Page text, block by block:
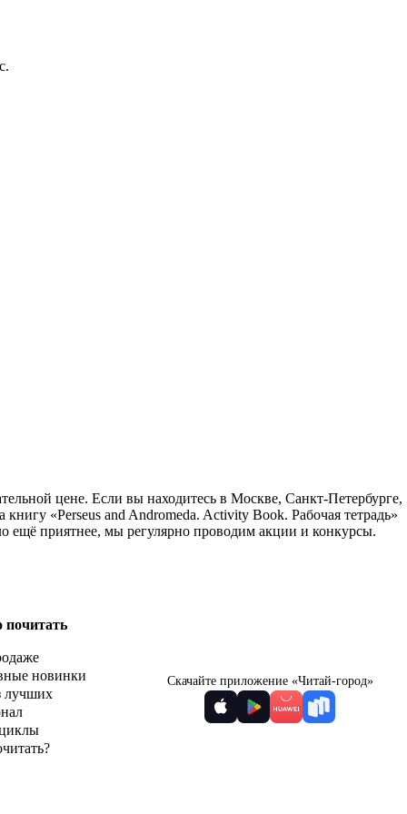
цене. Если вы находитесь в Москве, Санкт-Петербурге,
«Perseus and Andromeda. Activity Book. Рабочая тетрадь»
ещё приятнее, мы регулярно проводим акции и конкурсы.
почитать
новинки
лучших
Скачайте приложение «Читай-город»